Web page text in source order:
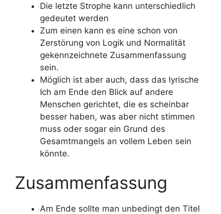
Die letzte Strophe kann unterschiedlich
gedeutet werden
Zum einen kann es eine schon von
Zerstörung von Logik und Normalität
gekennzeichnete Zusammenfassung
sein.
Möglich ist aber auch, dass das lyrische
Ich am Ende den Blick auf andere
Menschen gerichtet, die es scheinbar
besser haben, was aber nicht stimmen
muss oder sogar ein Grund des
Gesamtmangels an vollem Leben sein
könnte.
Zusammenfassung
Am Ende sollte man unbedingt den Titel